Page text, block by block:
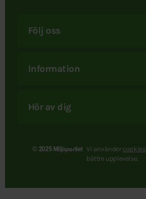
Följ oss
Information
Hör av dig
© 2025 Miljöpartiet Vi användercookies
bättre upplevelse.